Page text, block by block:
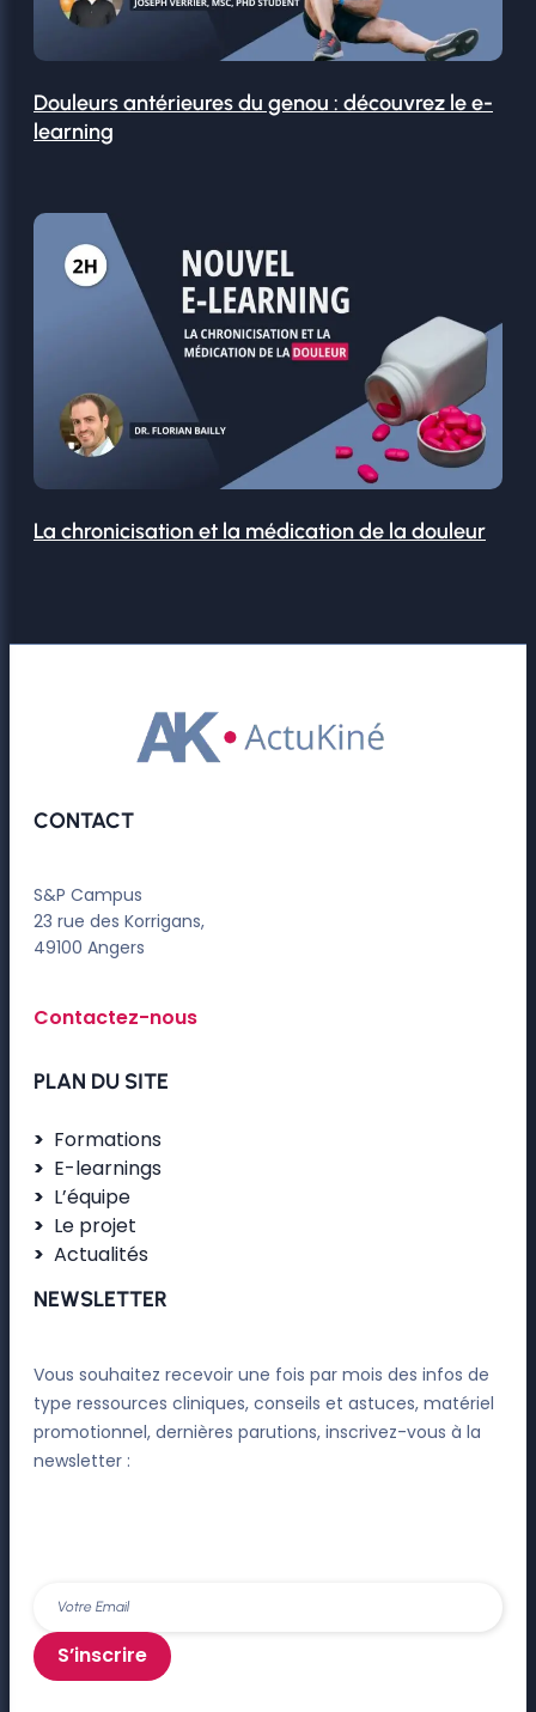
Douleurs antérieures du genou : découvrez le e-
learning
La chronicisation et la médication de la douleur
CONTACT
S&P Campus
23 rue des Korrigans,
49100 Angers
Contactez-nous
PLAN DU SITE
Formations
E-learnings
L’équipe
Le projet
Actualités
NEWSLETTER
Vous souhaitez recevoir une fois par mois des infos de
type ressources cliniques, conseils et astuces, matériel
promotionnel, dernières parutions, inscrivez-vous à la
newsletter :
S’inscrire